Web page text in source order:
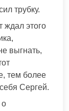
трубку.
ждал этого
выгнать,
тем более
Сергей.
о